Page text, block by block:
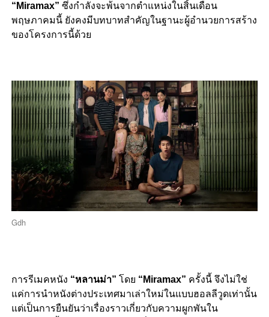
“Miramax” ซึ่งกำลังจะพ้นจากตำแหน่งในสิ้นเดือน
พฤษภาคมนี้ ยังคงมีบทบาทสำคัญในฐานะผู้อำนวยการสร้าง
ของโครงการนี้ด้วย
Gdh
การรีเมคหนัง “หลานม่า” โดย “Miramax” ครั้งนี้ จึงไม่ใช่
แค่การนำหนังต่างประเทศมาเล่าใหม่ในแบบฮอลลีวูดเท่านั้น
แต่เป็นการยืนยันว่าเรื่องราวเกี่ยวกับความผูกพันใน